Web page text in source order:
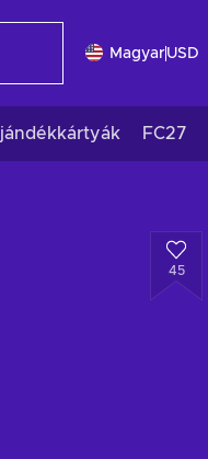
MagyarUSD
FC27
45